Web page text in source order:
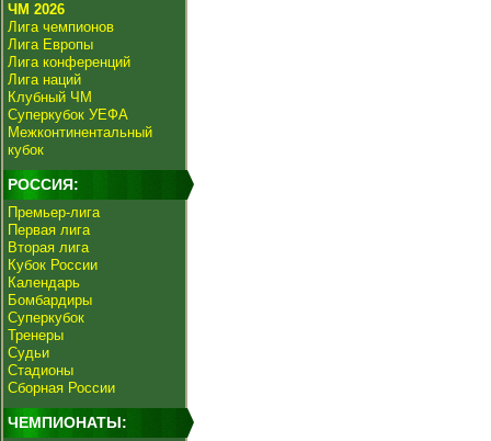
ЧМ 2026
Лига чемпионов
Лига Европы
Лига конференций
Лига наций
Клубный ЧМ
Суперкубок УЕФА
Межконтинентальный
кубок
РОССИЯ:
Премьер-лига
Первая лига
Вторая лига
Кубок России
Календарь
Бомбардиры
Суперкубок
Тренеры
Судьи
Стадионы
Сборная России
ЧЕМПИОНАТЫ: